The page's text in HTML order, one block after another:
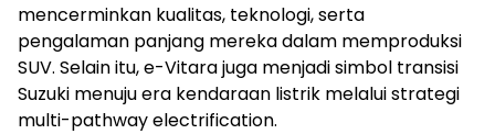
mencerminkan kualitas, teknologi, serta
pengalaman panjang mereka dalam memproduksi
SUV. Selain itu, e-Vitara juga menjadi simbol transisi
Suzuki menuju era kendaraan listrik melalui strategi
multi-pathway electrification.